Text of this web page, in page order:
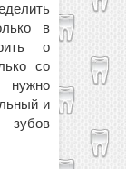
в
о
со
и